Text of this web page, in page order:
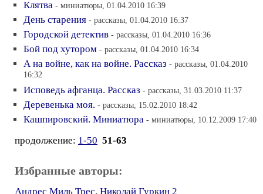
Клятва - миниатюры, 01.04.2010 16:39
День старения - рассказы, 01.04.2010 16:37
Городской детектив - рассказы, 01.04.2010 16:36
Бой под хутором - рассказы, 01.04.2010 16:34
А на войне, как на войне. Рассказ - рассказы, 01.04.2010
16:32
Исповедь афганца. Рассказ - рассказы, 31.03.2010 11:37
Деревенька моя. - рассказы, 15.02.2010 18:42
Кашпировский. Миниатюра - миниатюры, 10.12.2009 17:40
продолжение: 1-50 51-63
Избранные авторы:
Андрес Миль Трес, Николай Гуркин 2